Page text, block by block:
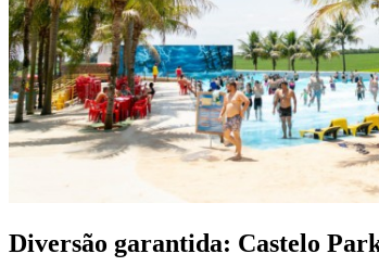
Diversão garantida: Castelo